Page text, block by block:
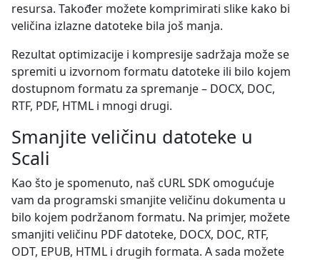
resursa. Također možete komprimirati slike kako bi
veličina izlazne datoteke bila još manja.
Rezultat optimizacije i kompresije sadržaja može se
spremiti u izvornom formatu datoteke ili bilo kojem
dostupnom formatu za spremanje – DOCX, DOC,
RTF, PDF, HTML i mnogi drugi.
Smanjite veličinu datoteke u
Scali
Kao što je spomenuto, naš cURL SDK omogućuje
vam da programski smanjite veličinu dokumenta u
bilo kojem podržanom formatu. Na primjer, možete
smanjiti veličinu PDF datoteke, DOCX, DOC, RTF,
ODT, EPUB, HTML i drugih formata. A sada možete